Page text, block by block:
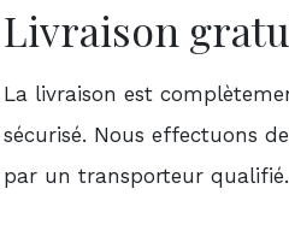
Livraison
La livraison est
sécurisé. Nous effectuons
par un transporteur qualifié.